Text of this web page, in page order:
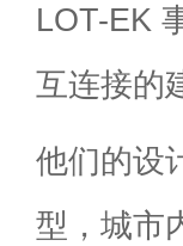
LOT-EK
互连接的
他们的设
型，城市